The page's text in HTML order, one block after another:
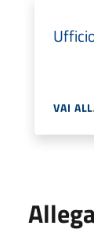
VAI